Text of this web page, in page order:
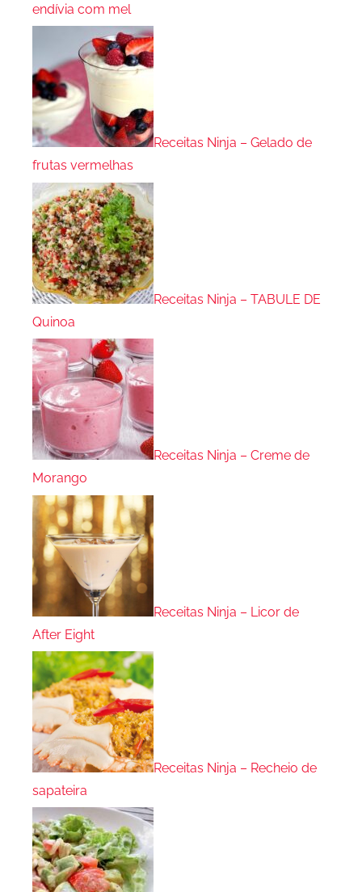
endívia com mel
Receitas Ninja – Gelado de
frutas vermelhas
Receitas Ninja – TABULE DE
Quinoa
Receitas Ninja – Creme de
Morango
Receitas Ninja – Licor de
After Eight
Receitas Ninja – Recheio de
sapateira